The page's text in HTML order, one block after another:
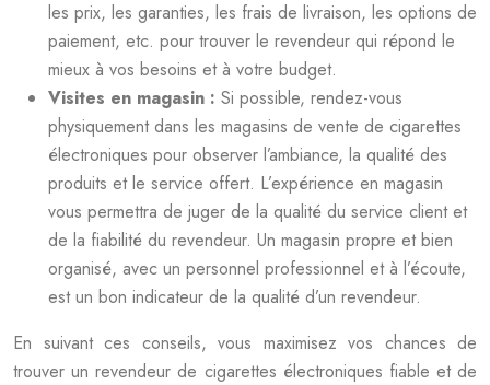
les prix, les garanties, les frais de livraison, les options de
paiement, etc. pour trouver le revendeur qui répond le
mieux à vos besoins et à votre budget.
Visites en magasin : Si possible, rendez-vous
physiquement dans les magasins de vente de cigarettes
électroniques pour observer l’ambiance, la qualité des
produits et le service offert. L’expérience en magasin
vous permettra de juger de la qualité du service client et
de la fiabilité du revendeur. Un magasin propre et bien
organisé, avec un personnel professionnel et à l’écoute,
est un bon indicateur de la qualité d’un revendeur.
En suivant ces conseils, vous maximisez vos chances de
trouver un revendeur de cigarettes électroniques fiable et de